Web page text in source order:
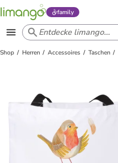
family
Shop Herren Accessoires Taschen